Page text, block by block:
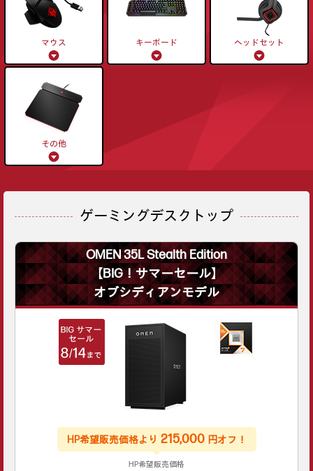
マウス キーボード ヘッドセット
その他
ゲーミングデスクトップ
OMEN 35L Stealth Edition
【BIG！サマーセール】
オブシディアンモデル
HP希望販売価格より 215,000 円オフ！
HP希望販売価格